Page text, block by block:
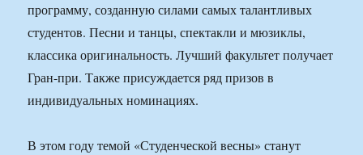
программу, созданную силами самых талантливых
студентов. Песни и танцы, спектакли и мюзиклы,
классика оригинальность. Лучший факультет получает
Гран-при. Также присуждается ряд призов в
индивидуальных номинациях.
В этом году темой «Студенческой весны» станут